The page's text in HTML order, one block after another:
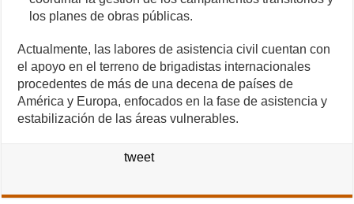
los planes de obras públicas.
Actualmente, las labores de asistencia civil cuentan con
el apoyo en el terreno de brigadistas internacionales
procedentes de más de una decena de países de
América y Europa, enfocados en la fase de asistencia y
estabilización de las áreas vulnerables.
tweet